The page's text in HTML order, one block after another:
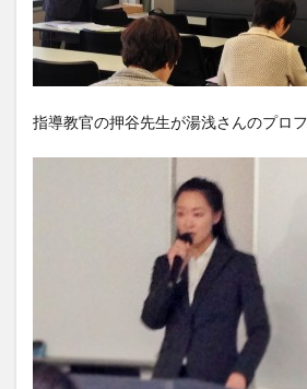
指導教官の押谷先生が湯浅さんのプロ